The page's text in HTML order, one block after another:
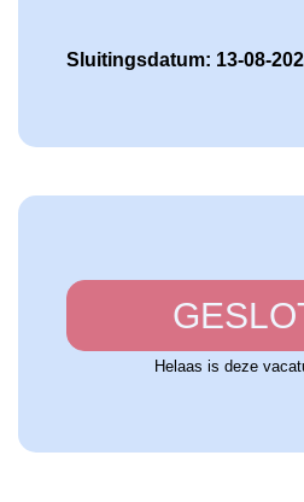
Sluitingsdatum: 13-08-
Helaas is deze